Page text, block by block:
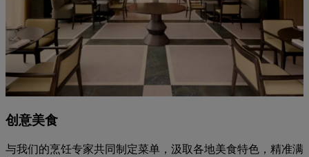
创意美食
与我们的烹饪专家共同制定菜单，汲取各地美食特色，精准满